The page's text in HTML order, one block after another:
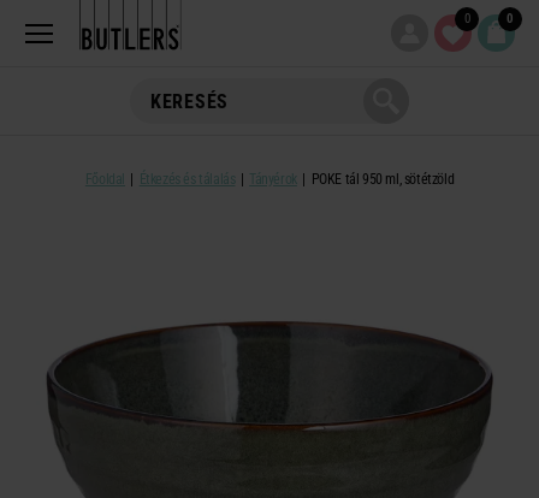
0 0
Főoldal Étkezés és tálalás Tányérok POKE tál 950 ml, sötétzöld